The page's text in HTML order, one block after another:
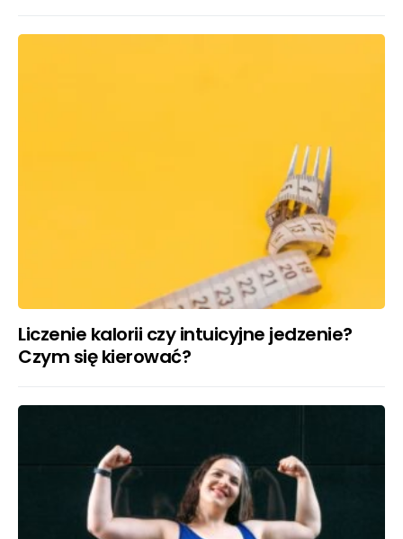
Liczenie kalorii czy intuicyjne jedzenie?
Czym się kierować?